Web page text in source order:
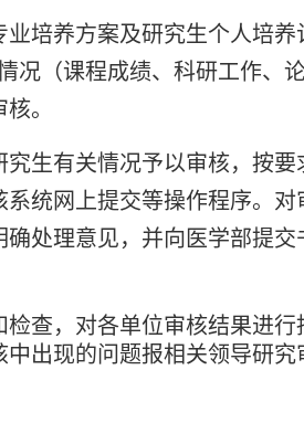
培养方案及研究生个人培养
况（课程成绩、科研工作、
。
生有关情况予以审核，按要
统网上提交等操作程序。
处理意见，并向医学部提交
查，对各单位审核结果进行
中出现的问题报相关领导研究